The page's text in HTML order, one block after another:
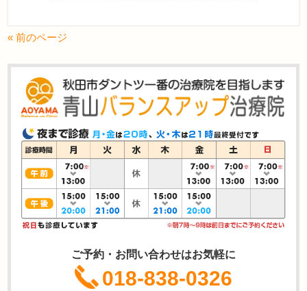
« 前のページ
ご予約・お問い合わせはお気軽に
018-838-0326